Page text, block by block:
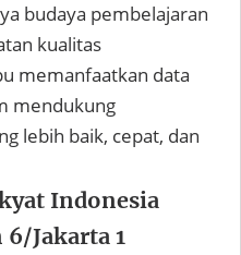
budaya pembelajaran
kualitas
memanfaatkan data
mendukung
lebih baik, cepat, dan
Indonesia
Jakarta 1